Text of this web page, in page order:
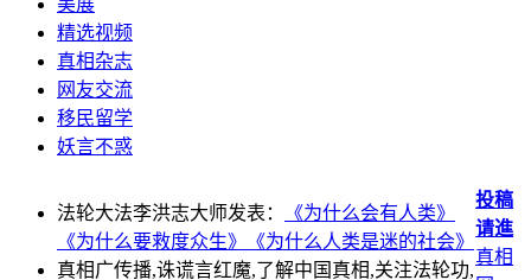
美展
精选视频
真相杂志
网友交流
移民留学
妖言不惑
法轮大法李洪志大师发表：
《为什么会有人类》
《为什么要救度众生》
《为什么人类是迷的社会》
真相广传播,诛谎言红魔,了解中国真相,关注法轮功,
投稿
请進
真相